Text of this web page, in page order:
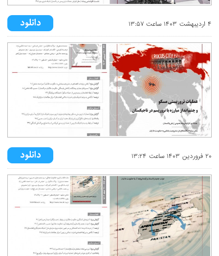
۴ ارديبهشت ۱۴۰۳ ساعت ۱۳:۵۷
۲۰ فروردين ۱۴۰۳ ساعت ۱۳:۲۴